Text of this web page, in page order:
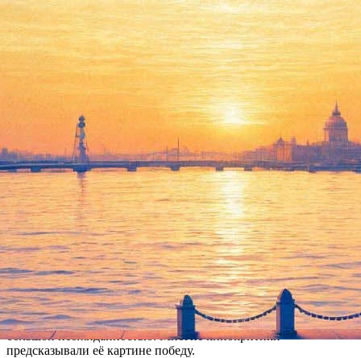
24 мая 2013, 11:58 Версия для печати
Радостная новость пришла в эти минуты из Канн.
Кинорежиссёр Дарья Белова получила приз «Открытие» за
свой короткометражный фильм «Иди и смотри». Картина
была показана в рамках программы «Международная неделя
критики» - параллельной секции 66-го Каннского
кинофестиваля.
Студентка из Санкт-Петербурга Дарья Белова написала
сценарий и сняла 30-минутный фильм «Иди и смотри»,
историю о взаимоотношениях русских и немцев после
событий Второй мировой войны. Это единственная
российско-германская картина, попавшая в конкурс. Дарья с
2008 года является студенткой Немецкой кино- и
телеакадемии в Берлине. Приглашение в Канны было для неё
большой неожиданностью. Многие кинокритики
предсказывали её картине победу.